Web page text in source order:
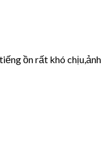
ồn rất khó